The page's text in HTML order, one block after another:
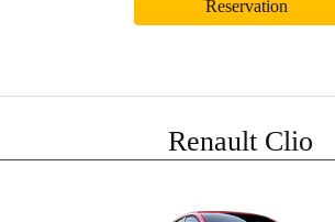
Renault Clio